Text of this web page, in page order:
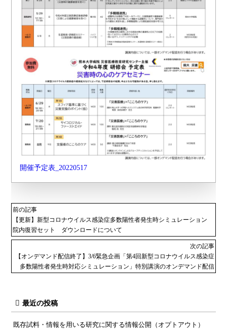
開催予定表_20220517
前の記事
【更新】新型コロナウイルス感染症多数陽性者発生時シミュレーション
院内復習セット ダウンロードについて
次の記事
【オンデマンド配信終了】3/6緊急企画「第4回新型コロナウイルス感染症
多数陽性者発生時対応シミュレーション」特別講演のオンデマンド配信
最近の投稿
既存試料・情報を用いる研究に関する情報公開（オプトアウト）